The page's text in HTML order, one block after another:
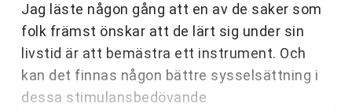
Jag läste någon gång att en av de saker som
folk främst önskar att de lärt sig under sin
livstid är att bemästra ett instrument. Och
kan det finnas någon bättre sysselsättning i
dessa stimulansbedövande